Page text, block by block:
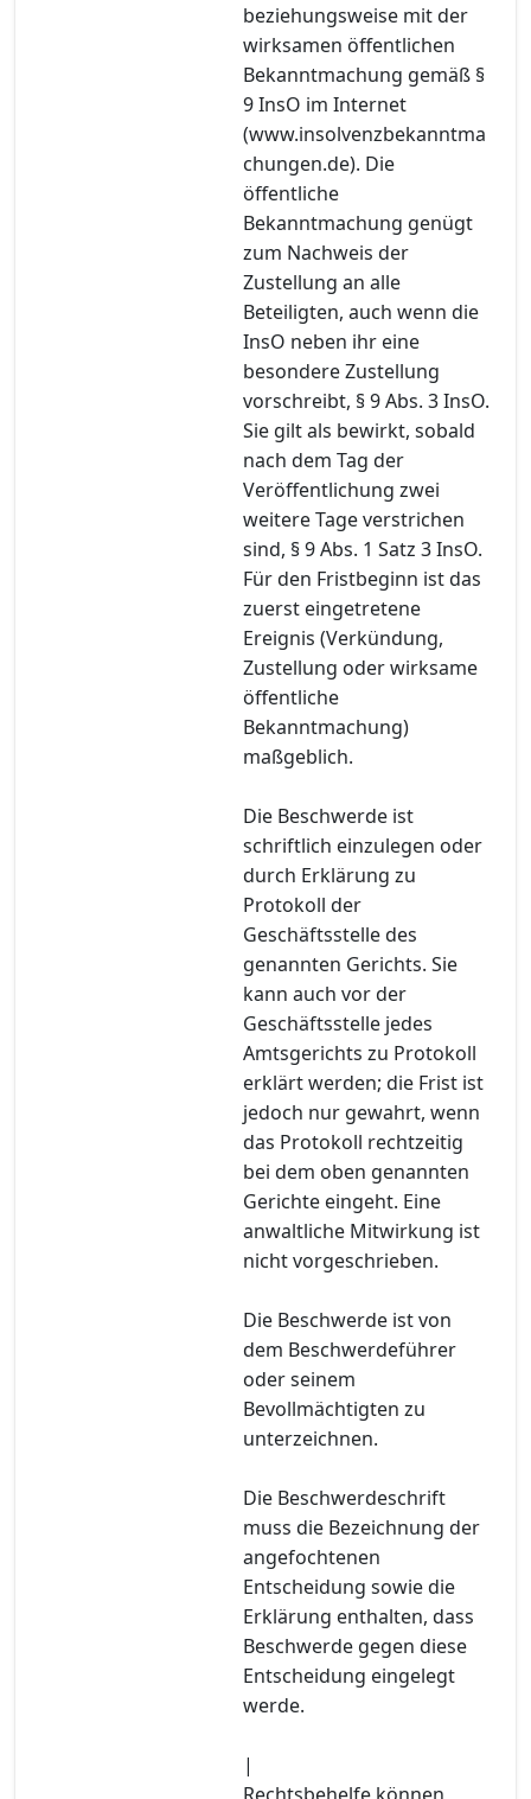
beziehungsweise mit der
wirksamen öffentlichen
Bekanntmachung gemäß §
9 InsO im Internet
(www.insolvenzbekanntma
chungen.de). Die
öffentliche
Bekanntmachung genügt
zum Nachweis der
Zustellung an alle
Beteiligten, auch wenn die
InsO neben ihr eine
besondere Zustellung
vorschreibt, § 9 Abs. 3 InsO.
Sie gilt als bewirkt, sobald
nach dem Tag der
Veröffentlichung zwei
weitere Tage verstrichen
sind, § 9 Abs. 1 Satz 3 InsO.
Für den Fristbeginn ist das
zuerst eingetretene
Ereignis (Verkündung,
Zustellung oder wirksame
öffentliche
Bekanntmachung)
maßgeblich.
Die Beschwerde ist
schriftlich einzulegen oder
durch Erklärung zu
Protokoll der
Geschäftsstelle des
genannten Gerichts. Sie
kann auch vor der
Geschäftsstelle jedes
Amtsgerichts zu Protokoll
erklärt werden; die Frist ist
jedoch nur gewahrt, wenn
das Protokoll rechtzeitig
bei dem oben genannten
Gerichte eingeht. Eine
anwaltliche Mitwirkung ist
nicht vorgeschrieben.
Die Beschwerde ist von
dem Beschwerdeführer
oder seinem
Bevollmächtigten zu
unterzeichnen.
Die Beschwerdeschrift
muss die Bezeichnung der
angefochtenen
Entscheidung sowie die
Erklärung enthalten, dass
Beschwerde gegen diese
Entscheidung eingelegt
werde.
|